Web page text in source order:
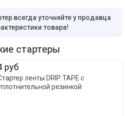
всегда уточняйте у продавца
товара!
стартеры
руб
ленты DRIP TAPE с
резинкой